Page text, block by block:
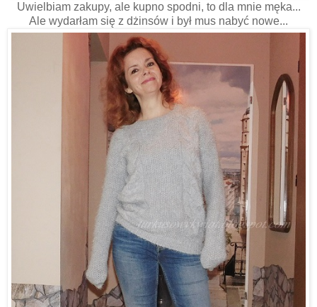
Uwielbiam zakupy, ale kupno spodni, to dla mnie męka...
Ale wydarłam się z dżinsów i był mus nabyć nowe...